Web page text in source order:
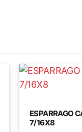
ESPARRAGO
7/16X8